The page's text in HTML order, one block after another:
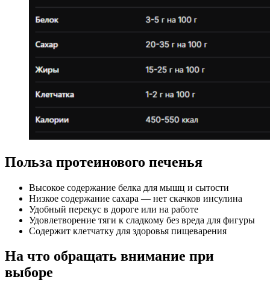
Польза протеинового печенья
Высокое содержание белка для мышц и сытости
Низкое содержание сахара — нет скачков инсулина
Удобный перекус в дороге или на работе
Удовлетворение тяги к сладкому без вреда для фигуры
Содержит клетчатку для здоровья пищеварения
На что обращать внимание при
выборе